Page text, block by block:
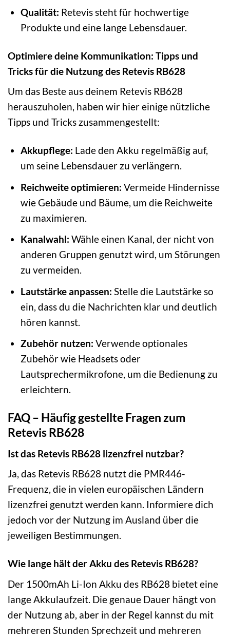
Qualität: Retevis steht für hochwertige
Produkte und eine lange Lebensdauer.
Optimiere deine Kommunikation: Tipps und
Tricks für die Nutzung des Retevis RB628
Um das Beste aus deinem Retevis RB628
herauszuholen, haben wir hier einige nützliche
Tipps und Tricks zusammengestellt:
Akkupflege: Lade den Akku regelmäßig auf,
um seine Lebensdauer zu verlängern.
Reichweite optimieren: Vermeide Hindernisse
wie Gebäude und Bäume, um die Reichweite
zu maximieren.
Kanalwahl: Wähle einen Kanal, der nicht von
anderen Gruppen genutzt wird, um Störungen
zu vermeiden.
Lautstärke anpassen: Stelle die Lautstärke so
ein, dass du die Nachrichten klar und deutlich
hören kannst.
Zubehör nutzen: Verwende optionales
Zubehör wie Headsets oder
Lautsprechermikrofone, um die Bedienung zu
erleichtern.
FAQ – Häufig gestellte Fragen zum
Retevis RB628
Ist das Retevis RB628 lizenzfrei nutzbar?
Ja, das Retevis RB628 nutzt die PMR446-
Frequenz, die in vielen europäischen Ländern
lizenzfrei genutzt werden kann. Informiere dich
jedoch vor der Nutzung im Ausland über die
jeweiligen Bestimmungen.
Wie lange hält der Akku des Retevis RB628?
Der 1500mAh Li-Ion Akku des RB628 bietet eine
lange Akkulaufzeit. Die genaue Dauer hängt von
der Nutzung ab, aber in der Regel kannst du mit
mehreren Stunden Sprechzeit und mehreren